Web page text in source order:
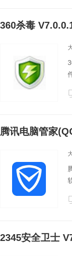
360杀毒
腾讯电脑管家
2345安全卫士